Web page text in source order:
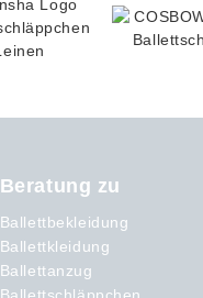
Beratung zu
Ballettbekleidung
Ballettkleidung
Ballettanzug